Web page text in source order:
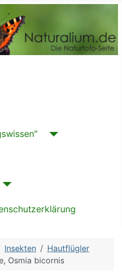
Insekten
Hautflügler
Osmia bicornis